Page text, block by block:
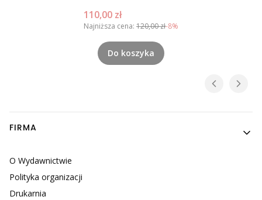
Cena promocyjna
110,00 zł
Najniższa cena: 120,00 zł-8%
Do koszyka
Linki w stopce
FIRMA
O Wydawnictwie
Polityka organizacji
Drukarnia